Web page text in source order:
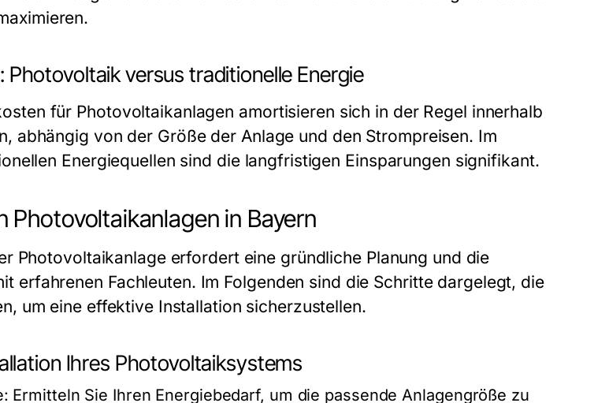
Photovoltaik versus traditionelle Energie
für Photovoltaikanlagen amortisieren sich in der Regel innerhalb
abhängig von der Größe der Anlage und den Strompreisen. Im
Energiequellen sind die langfristigen Einsparungen signifikant.
Photovoltaikanlagen in Bayern
Photovoltaikanlage erfordert eine gründliche Planung und die
erfahrenen Fachleuten. Im Folgenden sind die Schritte dargelegt, die
um eine effektive Installation sicherzustellen.
Ihres Photovoltaiksystems
Ermitteln Sie Ihren Energiebedarf, um die passende Anlagengröße zu